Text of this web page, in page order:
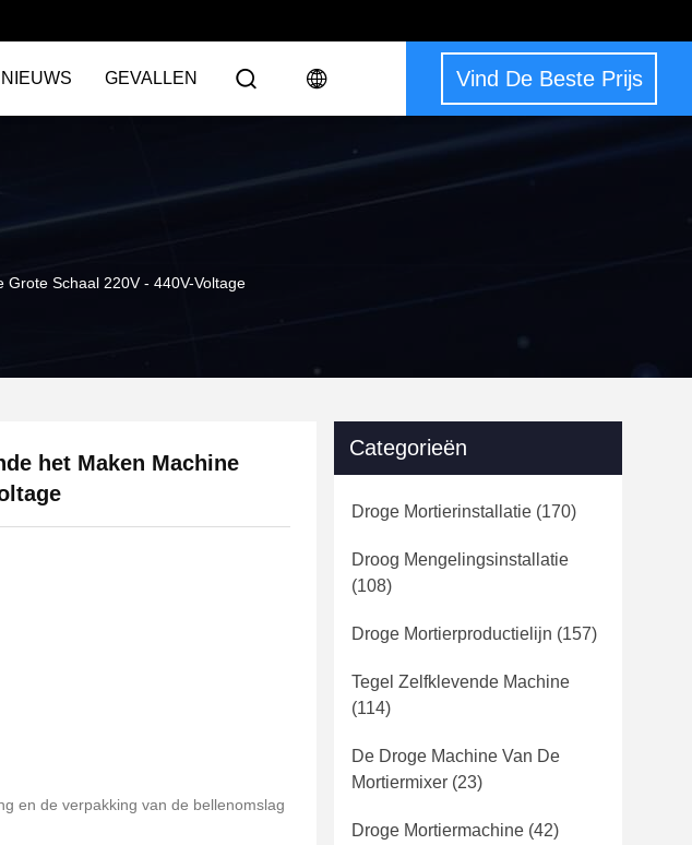
NIEUWS GEVALLEN Vind De Beste Prijs
Schaal 220V - 440V-Voltage
het Maken Machine
en de verpakking van de bellenomslag
Categorieën
Droge Mortierinstallatie (170)
Droog Mengelingsinstallatie
(108)
Droge Mortierproductielijn (157)
Tegel Zelfklevende Machine
(114)
De Droge Machine Van De
Mortiermixer (23)
Droge Mortiermachine (42)